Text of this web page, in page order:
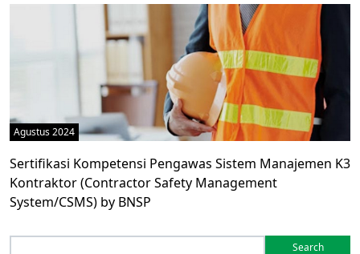
Agustus 2024
Sertifikasi Kompetensi Pengawas Sistem Manajemen K3
Kontraktor (Contractor Safety Management
System/CSMS) by BNSP